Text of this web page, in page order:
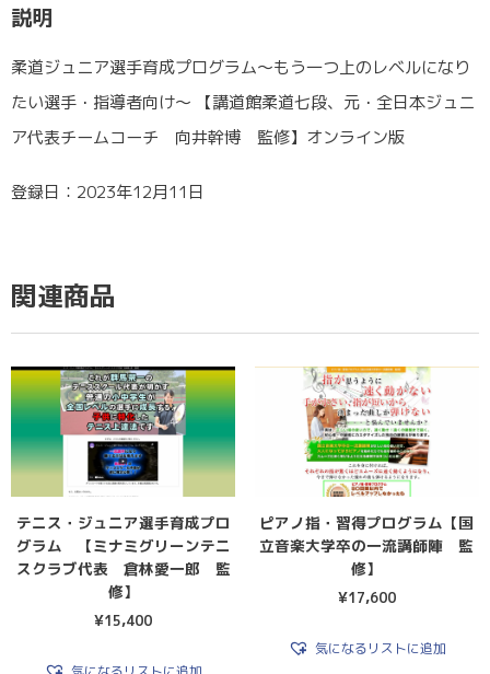
説明
柔道ジュニア選手育成プログラム～もう一つ上のレベルになり
たい選手・指導者向け～ 【講道館柔道七段、元・全日本ジュニ
ア代表チームコーチ 向井幹博 監修】オンライン版
登録日：2023年12月11日
関連商品
テニス・ジュニア選手育成プロ
グラム 【ミナミグリーンテニ
スクラブ代表 倉林愛一郎 監
修】
¥15,400
ピアノ指・習得プログラム【国
立音楽大学卒の一流講師陣 監
修】
¥17,600
気になるリストに追加